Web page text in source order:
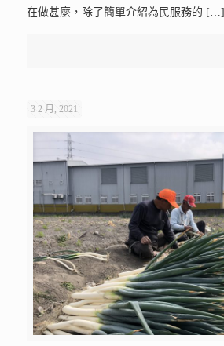
在做甚麼，除了簡單介紹為民服務的 […]
3 2 月, 2021